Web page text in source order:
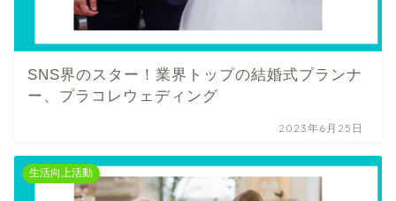
SNS界のスター！業界トップの結婚式プランナ
ー、プラコレウェディング
2023年6月25日
生活向上活動